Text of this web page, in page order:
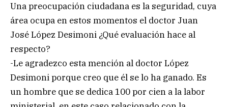
Una preocupación ciudadana es la seguridad, cuya
área ocupa en estos momentos el doctor Juan
José López Desimoni ¿Qué evaluación hace al
respecto?
-Le agradezco esta mención al doctor López
Desimoni porque creo que él se lo ha ganado. Es
un hombre que se dedica 100 por cien a la labor